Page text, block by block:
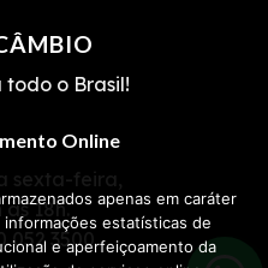
todo o Brasil!
Online
sexta-feira,
18h.
052 3500
apenas em caráter
estatísticas de
e aperfeiçoamento da